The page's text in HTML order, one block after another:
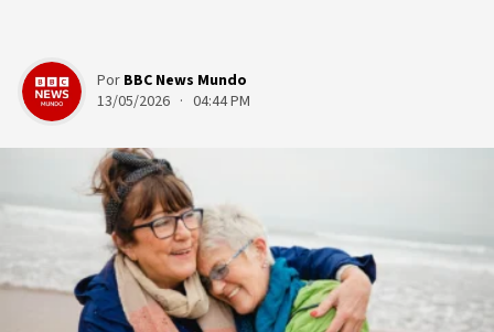
Por BBC News Mundo
13/05/2026 · 04:44 PM